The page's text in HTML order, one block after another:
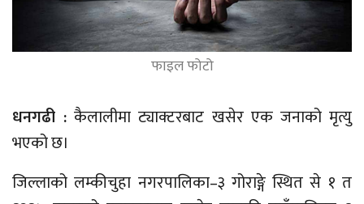
फाइल फोटो
धनगढी : कैलालीमा ट्याक्टरबाट खसेर एक जनाको मृत्यु
भएको छ।
जिल्लाको लम्कीचुहा नगरपालिका–३ गोराङ्गे स्थित से १ त